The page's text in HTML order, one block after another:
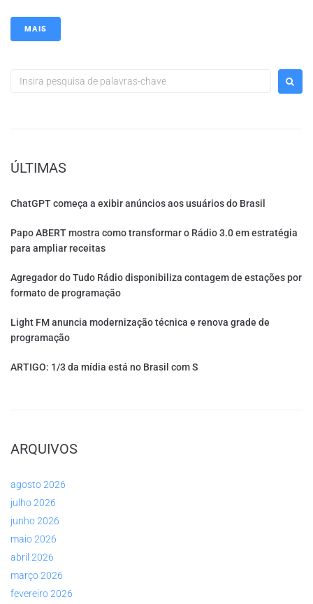
MAIS
ÚLTIMAS
ChatGPT começa a exibir anúncios aos usuários do Brasil
Papo ABERT mostra como transformar o Rádio 3.0 em estratégia
para ampliar receitas
Agregador do Tudo Rádio disponibiliza contagem de estações por
formato de programação
Light FM anuncia modernização técnica e renova grade de
programação
ARTIGO: 1/3 da mídia está no Brasil com S
ARQUIVOS
agosto 2026
julho 2026
junho 2026
maio 2026
abril 2026
março 2026
fevereiro 2026